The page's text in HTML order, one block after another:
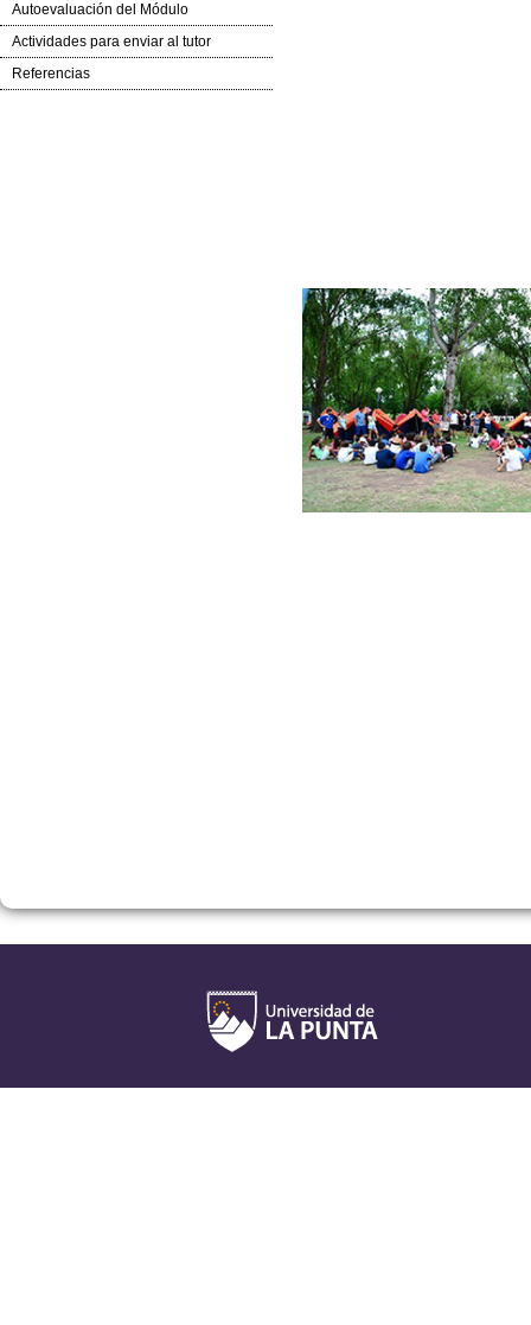
Autoevaluación del Módulo
Actividades para enviar al tutor
Referencias